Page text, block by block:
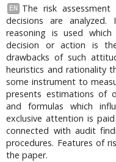
EN
The risk
decisions are
reasoning is used
decision or action is
drawbacks of such
heuristics and rationality
some instrument to
presents estimations of
and formulas which
exclusive attention is
connected with audit
procedures. Features of
the paper.